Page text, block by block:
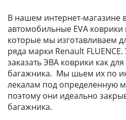
В нашем интернет-магазине
автомобильные EVA коврики
которые мы изготавливаем
ряда марки Renault
заказать ЭВА коврики как
багажника. Мы шьем их по
лекалам под определенную
поэтому они идеально
багажника.